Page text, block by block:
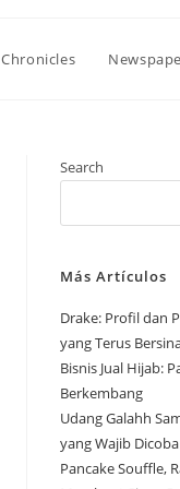
Chronicles
Search
Más Artículos
Drake: Profil dan
yang Terus
Bisnis Jual Hijab:
Berkembang
Udang Galahh
yang Wajib Dicoba
Pancake Souffle,